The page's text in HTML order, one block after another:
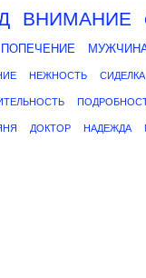
ВНИМАНИЕ
ПОПЕЧЕНИЕ
НЕЖНОСТЬ СИДЕЛКА
ДОКТОР НАДЕЖДА